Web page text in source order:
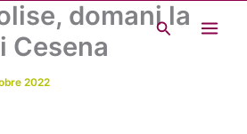
Cerca
domani la
Cesena
2022